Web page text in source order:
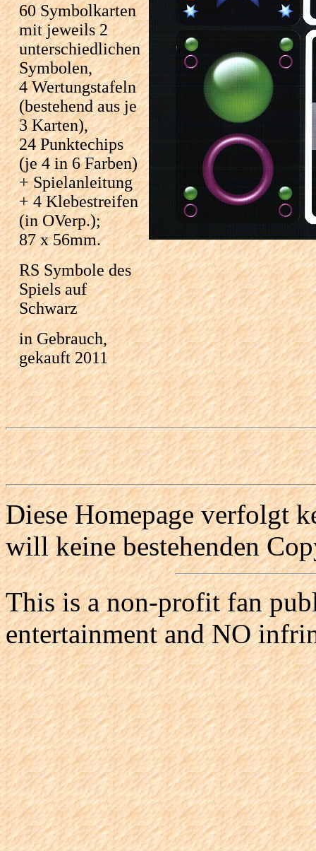
60 Symbolkarten
mit jeweils 2
unterschiedlichen
Symbolen,
4 Wertungstafeln
(bestehend aus je
3 Karten),
24 Punktechips
(je 4 in 6 Farben)
+ Spielanleitung
+ 4 Klebestreifen
(in OVerp.);
87 x 56mm.
RS Symbole des
Spiels auf
Schwarz
in Gebrauch,
gekauft 2011
Diese Homepage verfolgt
will keine bestehenden
This is a non-profit fan
entertainment and NO